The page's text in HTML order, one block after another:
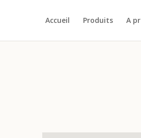
Accueil Produits A